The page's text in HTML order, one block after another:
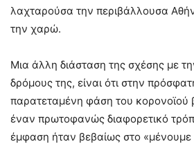
λαχταρούσα την περιβάλλουσα
την χαρώ.
Μια άλλη διάσταση της σχέσης με
δρόμους της, είναι ότι στην
παρατεταμένη φάση του κορονοϊού
έναν πρωτοφανώς διαφορετικό
έμφαση ήταν βεβαίως στο «μένουμε